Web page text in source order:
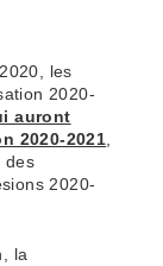
les
2020-
auront
2020-2021
des
2020-
la